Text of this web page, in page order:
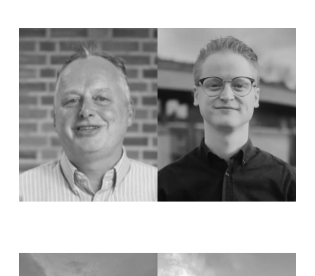
Chris Jennings
Ungdomsarbeider
Knut Amund Låstad
Kreativ ansvarlig
Helge Standal